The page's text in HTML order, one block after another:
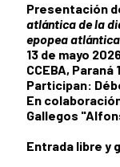
Presentación
atlántica de la
epopea
13 de mayo
CCEBA, Paraná
Participan:
En
Gallegos
Entrada libre y